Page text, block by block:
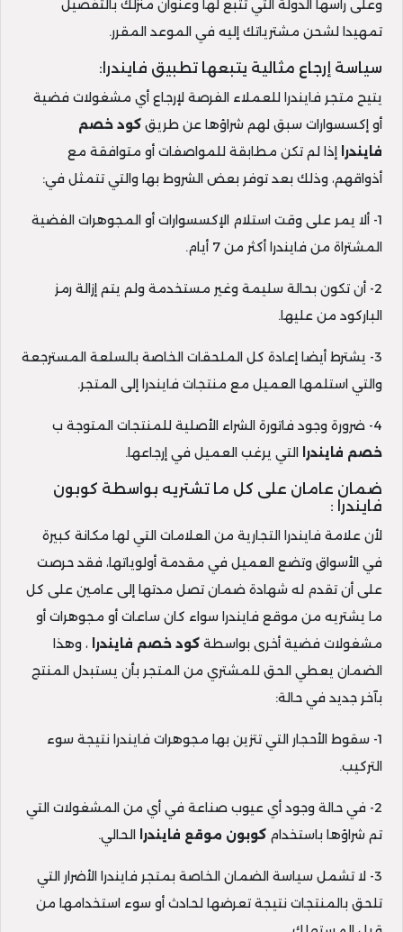
وعلى رأسها الدولة التي تتبع لها وعنوان منزلك بالتفصيل
تمهيدا لشحن مشترياتك إليه في الموعد المقرر.
سياسة إرجاع مثالية يتبعها تطبيق فايندرا:
يتيح متجر فايندرا للعملاء الفرصة لإرجاع أي مشغولات فضية
أو إكسسوارات سبق لهم شراؤها عن طريق كود خصم
فايندرا إذا لم تكن مطابقة للمواصفات أو متوافقة مع
أذواقهم، وذلك بعد توفر بعض الشروط بها والتي تتمثل في:
1- ألا يمر على وقت استلام الإكسسوارات أو المجوهرات الفضية
المشتراة من فايندرا أكثر من 7 أيام.
2- أن تكون بحالة سليمة وغير مستخدمة ولم يتم إزالة رمز
الباركود من عليها.
3- يشترط أيضا إعادة كل الملحقات الخاصة بالسلعة المسترجعة
والتي استلمها العميل مع منتجات فايندرا إلى المتجر.
4- ضرورة وجود فاتورة الشراء الأصلية للمنتجات المتوجة ب
خصم فايندرا التي يرغب العميل في إرجاعها.
ضمان عامان على كل ما تشتريه بواسطة كوبون
فايندرا :
لأن علامة فايندرا التجارية من العلامات التي لها مكانة كبيرة
في الأسواق وتضع العميل في مقدمة أولوياتها، فقد حرصت
على أن تقدم له شهادة ضمان تصل مدتها إلى عامين على كل
ما يشتريه من موقع فايندرا سواء كان ساعات أو مجوهرات أو
مشغولات فضية أخرى بواسطة كود خصم فايندرا
، وهذا
الضمان يعطي الحق للمشتري من المتجر بأن يستبدل المنتج
بآخر جديد في حالة:
1- سقوط الأحجار التي تتزين بها مجوهرات فايندرا نتيجة سوء
التركيب.
2- في حالة وجود أي عيوب صناعة في أي من المشغولات التي
تم شراؤها باستخدام كوبون موقع فايندرا الحالي.
3- لا تشمل سياسة الضمان الخاصة بمتجر فايندرا الأضرار التي
تلحق بالمنتجات نتيجة تعرضها لحادث أو سوء استخدامها من